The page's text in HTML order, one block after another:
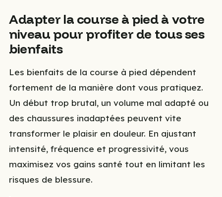
Adapter la course à pied à votre
niveau pour profiter de tous ses
bienfaits
Les bienfaits de la course à pied dépendent
fortement de la manière dont vous pratiquez.
Un début trop brutal, un volume mal adapté ou
des chaussures inadaptées peuvent vite
transformer le plaisir en douleur. En ajustant
intensité, fréquence et progressivité, vous
maximisez vos gains santé tout en limitant les
risques de blessure.